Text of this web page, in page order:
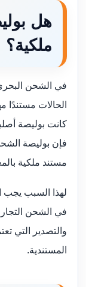
هل
ملكية؟
في الشحن
الحالات مستندًا
كانت بوليصة
فإن بوليصة
مستند ملكية
لهذا السبب يجب
في الشحن
والتصدير التي
المستندية.